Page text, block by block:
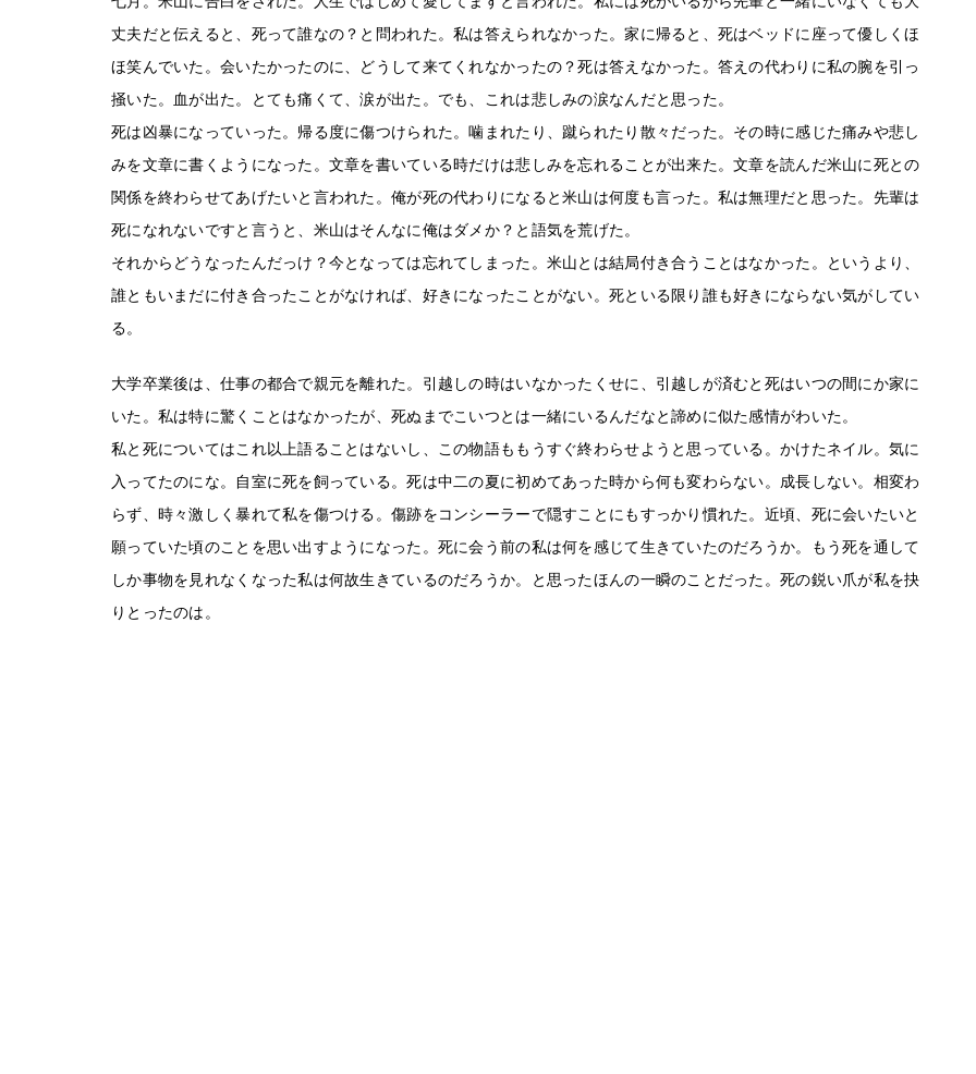
丈夫だと伝えると、死って誰なの？と問われた。私は答えられなかった。家に帰ると、死はベッドに座って優しくほ
ほ笑んでいた。会いたかったのに、どうして来てくれなかったの？死は答えなかった。答えの代わりに私の腕を引っ
掻いた。血が出た。とても痛くて、涙が出た。でも、これは悲しみの涙なんだと思った。
死は凶暴になっていった。帰る度に傷つけられた。噛まれたり、蹴られたり散々だった。その時に感じた痛みや悲し
みを文章に書くようになった。文章を書いている時だけは悲しみを忘れることが出来た。文章を読んだ米山に死との
関係を終わらせてあげたいと言われた。俺が死の代わりになると米山は何度も言った。私は無理だと思った。先輩は
死になれないですと言うと、米山はそんなに俺はダメか？と語気を荒げた。
それからどうなったんだっけ？今となっては忘れてしまった。米山とは結局付き合うことはなかった。というより、
誰ともいまだに付き合ったことがなければ、好きになったことがない。死といる限り誰も好きにならない気がしてい
る。
大学卒業後は、仕事の都合で親元を離れた。引越しの時はいなかったくせに、引越しが済むと死はいつの間にか家に
いた。私は特に驚くことはなかったが、死ぬまでこいつとは一緒にいるんだなと諦めに似た感情がわいた。
私と死についてはこれ以上語ることはないし、この物語ももうすぐ終わらせようと思っている。かけたネイル。気に
入ってたのにな。自室に死を飼っている。死は中二の夏に初めてあった時から何も変わらない。成長しない。相変わ
らず、時々激しく暴れて私を傷つける。傷跡をコンシーラーで隠すことにもすっかり慣れた。近頃、死に会いたいと
願っていた頃のことを思い出すようになった。死に会う前の私は何を感じて生きていたのだろうか。もう死を通して
しか事物を見れなくなった私は何故生きているのだろうか。と思ったほんの一瞬のことだった。死の鋭い爪が私を抉
りとったのは。